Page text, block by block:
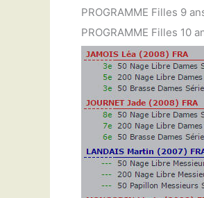
PROGRAMME Filles 9
PROGRAMME Filles 10